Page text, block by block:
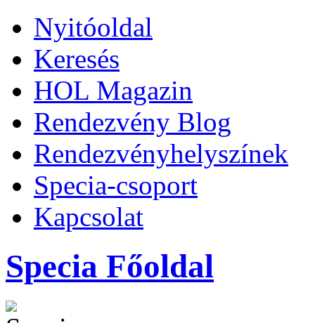
Nyitóoldal
Keresés
HOL Magazin
Rendezvény Blog
Rendezvényhelyszínek
Specia-csoport
Kapcsolat
Specia Főoldal